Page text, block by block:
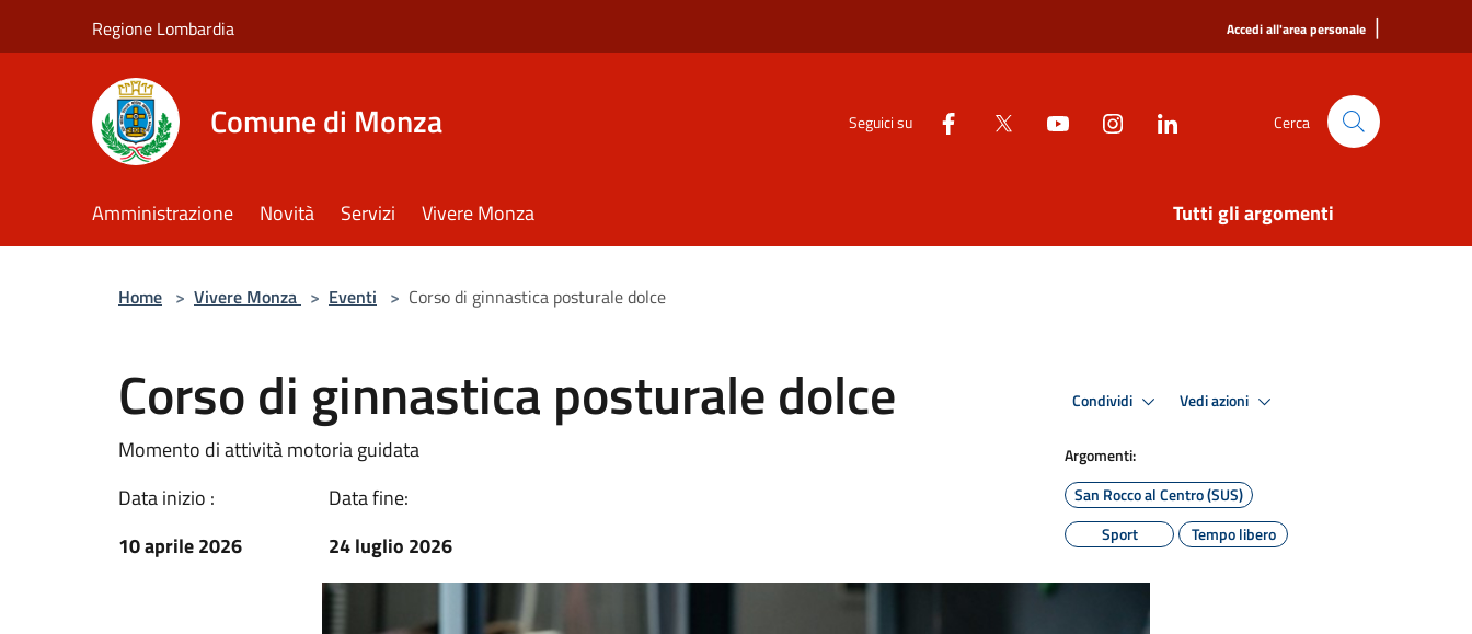
Regione Lombardia Accedi all'area personale |
Comune di Monza Seguici su Cerca
Amministrazione Novità Servizi Vivere Monza Tutti gli argomenti
Home > Vivere Monza > Eventi > Corso di ginnastica posturale dolce
Corso di ginnastica posturale dolce
Momento di attività motoria guidata
Data inizio :
10 aprile 2026
Data fine:
24 luglio 2026
Condividi Vedi azioni
Argomenti:
San Rocco al Centro (SUS)
Sport
Tempo libero